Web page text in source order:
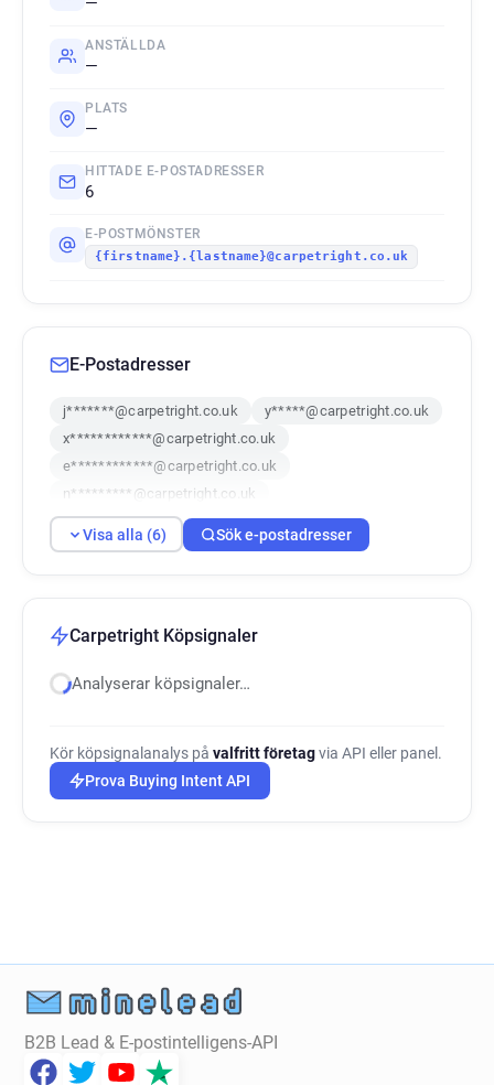
ANSTÄLLDA
—
PLATS
—
HITTADE E-POSTADRESSER
6
E-POSTMÖNSTER
{firstname}.{lastname}@carpetright.co.uk
E-Postadresser
j*******@carpetright.co.uk
y*****@carpetright.co.uk
x************@carpetright.co.uk
e************@carpetright.co.uk
n*********@carpetright.co.uk
g*****@carpetright.co.uk
Visa alla (6) Sök e-postadresser
Carpetright Köpsignaler
Analyserar köpsignaler…
Kör köpsignalanalys på valfritt företagvia API eller panel.
Prova Buying Intent API
B2B Lead & E-postintelligens-API